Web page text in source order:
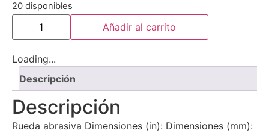
20 disponibles
Añadir al carrito
Loading...
Descripción
Descripción
Rueda abrasiva Dimensiones (in): Dimensiones (mm):